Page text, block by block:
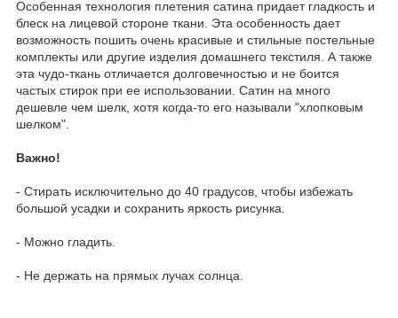
Особенная технология плетения сатина придает гладкость и
блеск на лицевой стороне ткани. Эта особенность дает
возможность пошить очень красивые и стильные постельные
комплекты или другие изделия домашнего текстиля. А также
эта чудо-ткань отличается долговечностью и не боится
частых стирок при ее использовании. Сатин на много
дешевле чем шелк, хотя когда-то его называли "хлопковым
шелком".
Важно!
- Стирать исключительно до 40 градусов, чтобы избежать
большой усадки и сохранить яркость рисунка.
- Можно гладить.
- Не держать на прямых лучах солнца.